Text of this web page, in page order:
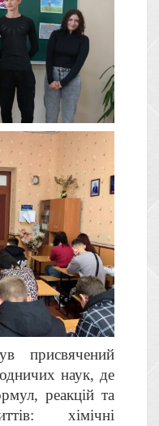
наук, де
реакцій та
хімічні